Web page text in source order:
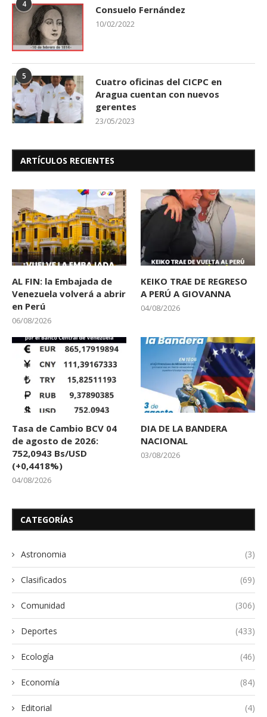
4 Consuelo Fernández
10/02/2022
5
Cuatro oficinas del CICPC en
Aragua cuentan con nuevos
gerentes
23/05/2023
ARTÍCULOS RECIENTES
AL FIN: la Embajada de
Venezuela volverá a abrir
en Perú
06/08/2026
KEIKO TRAE DE REGRESO
A PERÚ A GIOVANNA
04/08/2026
Tasa de Cambio BCV 04
de agosto de 2026:
752,0943 Bs/USD
(+0,4418%)
04/08/2026
DIA DE LA BANDERA
NACIONAL
03/08/2026
CATEGORÍAS
Astronomia (3)
Clasificados (69)
Comunidad (306)
Deportes (433)
Ecología (46)
Economía (84)
Editorial (4)